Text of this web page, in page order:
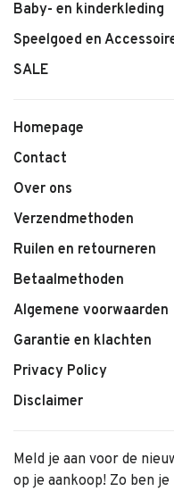
Baby- en kinderkleding
Speelgoed en
SALE
Homepage
Contact
Over ons
Verzendmethoden
Ruilen en retourneren
Betaalmethoden
Algemene voorwaarden
Garantie en klachten
Privacy Policy
Disclaimer
Meld je aan voor de
op je aankoop! Zo ben